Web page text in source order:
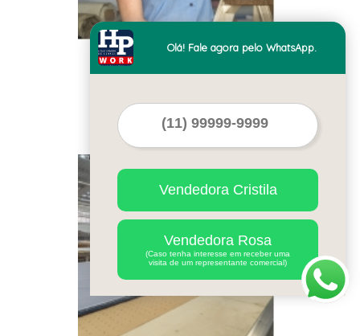
fabricante de camisa
Cod.:
Olá! Fale agora pelo WhatsApp.
Vendedora Cristila
Vendedora Rosa
(Caso tenha interesse em receber uma
visita de um representante comercial)